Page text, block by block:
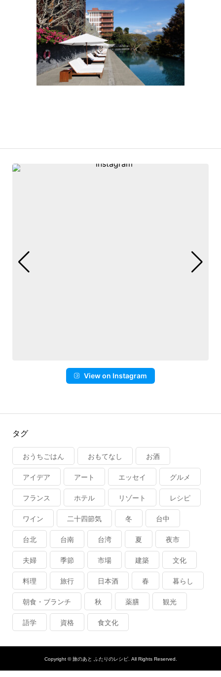
View on Instagram
タグ
おうちごはん おもてなし お酒
アイデア アート エッセイ グルメ
フランス ホテル リゾート レシピ
ワイン 二十四節気 冬 台中
台北 台南 台湾 夏 夜市
夫婦 季節 市場 建築 文化
料理 旅行 日本酒 春 暮らし
朝食・ブランチ 秋 薬膳 観光
語学 資格 食文化
Copyright ©旅のあと ふたりのレシピ. All Rights Reserved.